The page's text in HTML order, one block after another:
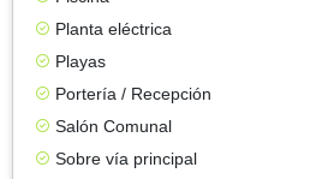
Planta eléctrica
Playas
Portería / Recepción
Salón Comunal
Sobre vía principal